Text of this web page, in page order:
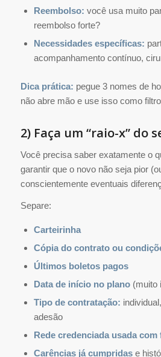
Reembolso: você usa muito
reembolso forte?
Necessidades específicas:
acompanhamento contínuo,
Dica prática: pegue 3 nomes de
não abre mão e use isso como
2) Faça um “raio-x” do
Você precisa saber exatamente o
garantir que o novo não seja pior
conscientemente eventuais
Separe:
Carteirinha
Cópia do contrato ou
Últimos boletos pagos
Data de início no plano(muito
Tipo de contratação:
adesão
Rede credenciada usada com
Carências já cumpridase